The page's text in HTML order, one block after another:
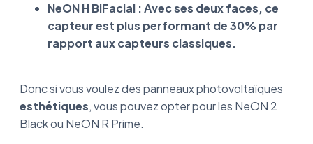
NeON H BiFacial : Avec ses deux faces, ce
capteur est plus performant de 30% par
rapport aux capteurs classiques.
Donc si vous voulez des panneaux photovoltaïques
esthétiques, vous pouvez opter pour les NeON 2
Black ou NeON R Prime.